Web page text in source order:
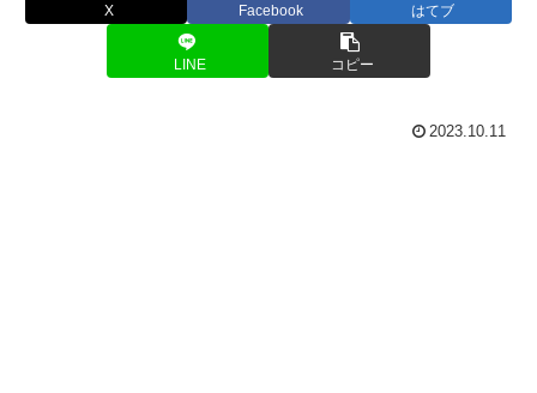
X Facebook はてブ
LINE コピー
2023.10.11